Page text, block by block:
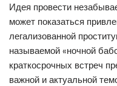
Идея провести
может показаться
легализованной
называемой «ночной
краткосрочных встреч
важной и актуальной